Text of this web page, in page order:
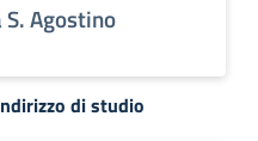
Agostino
di studio